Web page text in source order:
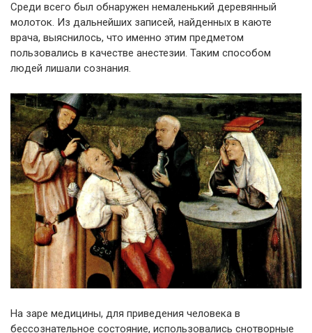
Среди всего был обнаружен немаленький деревянный
молоток. Из дальнейших записей, найденных в каюте
врача, выяснилось, что именно этим предметом
пользовались в качестве анестезии. Таким способом
людей лишали сознания.
На заре медицины, для приведения человека в
бессознательное состояние, использовались снотворные